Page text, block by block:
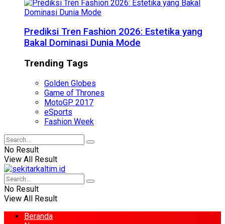
Prediksi Tren Fashion 2026: Estetika yang
Bakal Dominasi Dunia Mode
Trending Tags
Golden Globes
Game of Thrones
MotoGP 2017
eSports
Fashion Week
No Result
View All Result
No Result
View All Result
Beranda